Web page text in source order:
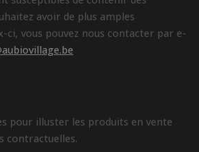
avoir de plus amples
ci, vous pouvez nous contacter par e-
pour illuster les produits en vente
contractuelles.